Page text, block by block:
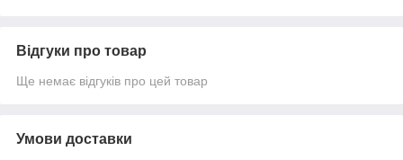
Відгуки про товар
Ще немає відгуків про цей товар
Умови доставки